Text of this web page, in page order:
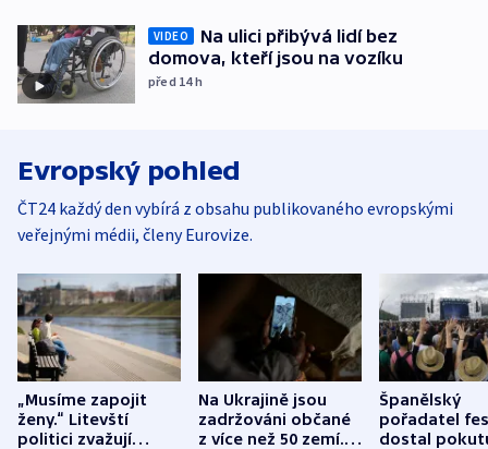
VIDEO
Na ulici přibývá lidí bez
domova, kteří jsou na vozíku
před 14h
Evropský pohled
ČT24 každý den vybírá z obsahu publikovaného evropskými
veřejnými médii, členy Eurovize.
„Musíme zapojit
ženy.“ Litevští
politici zvažují
Na Ukrajině jsou
zadržováni občané
z více než 50 zemí.
Španělský
pořadatel
dostal